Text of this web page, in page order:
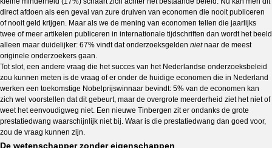
direct afdoen als een geval van zure druiven van economen die nooit publiceren
of nooit geld krijgen. Maar als we de mening van economen tellen die jaarlijks
twee of meer artikelen publiceren in internationale tijdschriften dan wordt het beeld
alleen maar duidelijker: 67% vindt dat onderzoeksgelden nietnaar de meest
originele onderzoekers gaan.
Tot slot, een andere vraag die het succes van het Nederlandse onderzoeksbeleid
zou kunnen meten is de vraag of er onder de huidige economen die in Nederland
werken een toekomstige Nobelprijswinnaar bevindt: 5% van de economen kan
zich wel voorstellen dat dit gebeurt, maar de overgrote meerderheid ziet het niet of
weet het eenvoudigweg niet. Een nieuwe Tinbergen zit er ondanks de grote
prestatiedwang waarschijnlijk niet bij. Waar is die prestatiedwang dan goed voor,
zou de vraag kunnen zijn.
De wetenschapper zonder eigenschappen